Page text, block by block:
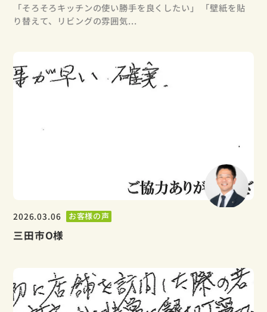
「そろそろキッチンの使い勝手を良くしたい」 「壁紙を貼
り替えて、リビングの雰囲気...
2026.03.06 お客様の声
三田市O様